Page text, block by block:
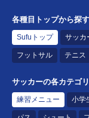
各種目トップから探す
Sufuトップ サッカ
フットサル テニス
サッカーの各カテゴ
練習メニュー 小学